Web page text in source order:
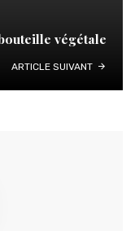
végétale
ARTICLE SUIVANT